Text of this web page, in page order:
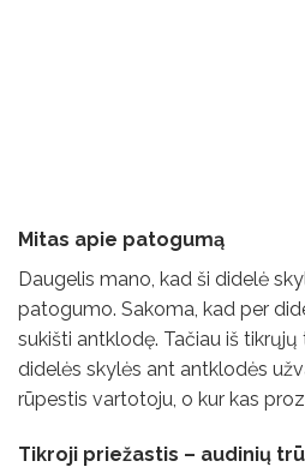
Mitas apie patogumą
Daugelis mano, kad ši didelė
patogumo. Sakoma, kad per
sukišti antklodę. Tačiau iš tikrųjų
didelės skylės ant antklodės
rūpestis vartotoju, o kur kas
Tikroji priežastis – audinių